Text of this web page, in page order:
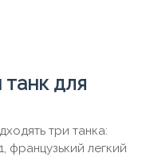
для
три танка:
французький легкий